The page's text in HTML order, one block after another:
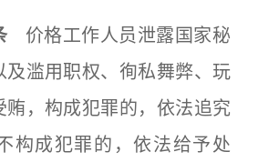
价格工作人员泄露国家秘
及滥用职权、徇私舞弊、玩
贿，构成犯罪的，依法追究
构成犯罪的，依法给予处